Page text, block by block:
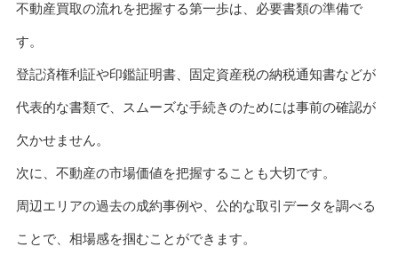
不動産買取の流れを把握する第一歩は、必要書類の準備で
す。
登記済権利証や印鑑証明書、固定資産税の納税通知書などが
代表的な書類で、スムーズな手続きのためには事前の確認が
欠かせません。
次に、不動産の市場価値を把握することも大切です。
周辺エリアの過去の成約事例や、公的な取引データを調べる
ことで、相場感を掴むことができます。